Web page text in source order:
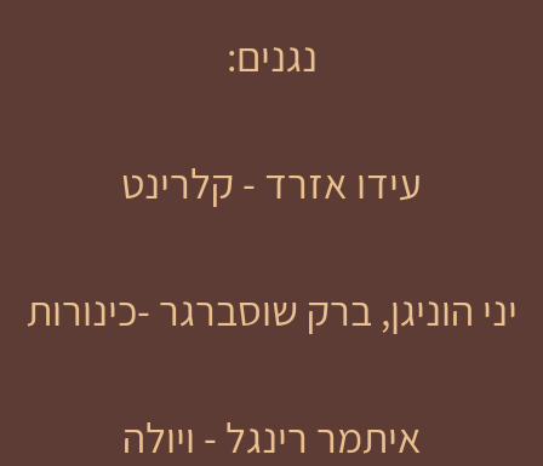
נגנים:
עידו אזרד - קלרינט
יני הוניגן, ברק שוסברגר -כינורות
איתמר רינגל - ויולה